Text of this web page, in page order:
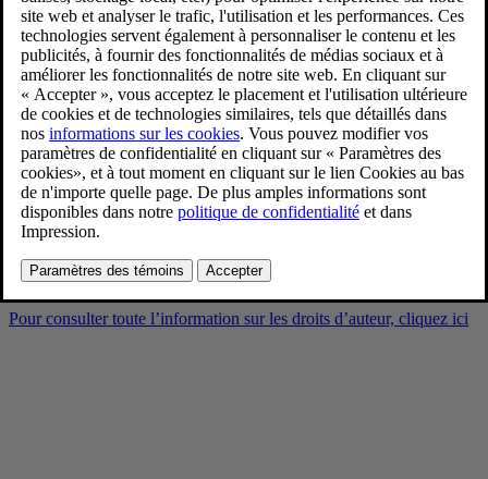
Volvo EX30 Cross Country –
exterior
2/10/2025
Favoris
Partager
Télécharger
Volvo EX30 Cross Country – exterior
Pour consulter toute l’information sur les droits d’auteur, cliquez ici